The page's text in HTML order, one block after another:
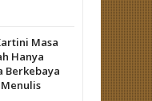
Masa
Hanya
Berkebaya